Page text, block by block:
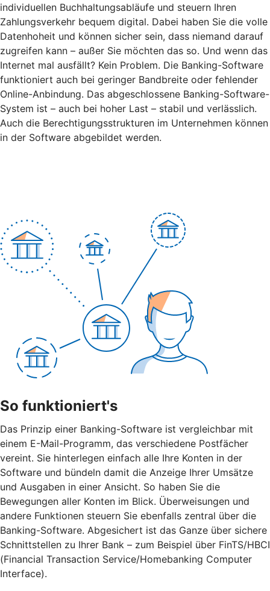
individuellen Buchhaltungsabläufe und steuern Ihren
Zahlungsverkehr bequem digital. Dabei haben Sie die volle
Datenhoheit und können sicher sein, dass niemand darauf
zugreifen kann – außer Sie möchten das so. Und wenn das
Internet mal ausfällt? Kein Problem. Die Banking-Software
funktioniert auch bei geringer Bandbreite oder fehlender
Online-Anbindung. Das abgeschlossene Banking-Software-
System ist – auch bei hoher Last – stabil und verlässlich.
Auch die Berechtigungsstrukturen im Unternehmen können
in der Software abgebildet werden.
So funktioniert's
Das Prinzip einer Banking-Software ist vergleichbar mit
einem E-Mail-Programm, das verschiedene Postfächer
vereint. Sie hinterlegen einfach alle Ihre Konten in der
Software und bündeln damit die Anzeige Ihrer Umsätze
und Ausgaben in einer Ansicht. So haben Sie die
Bewegungen aller Konten im Blick. Überweisungen und
andere Funktionen steuern Sie ebenfalls zentral über die
Banking-Software. Abgesichert ist das Ganze über sichere
Schnittstellen zu Ihrer Bank – zum Beispiel über FinTS/HBCI
(Financial Transaction Service/Homebanking Computer
Interface).